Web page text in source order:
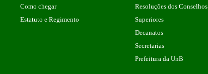
Como chegar
Estatuto e Regimento
Resoluções dos Conselhos
Superiores
Decanatos
Secretarias
Prefeitura da UnB